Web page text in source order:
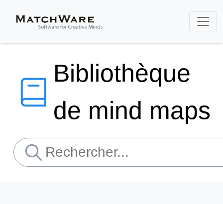
Bibliothèque
de mind maps